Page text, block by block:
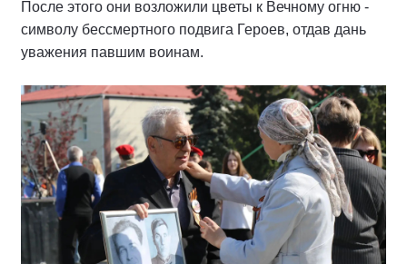
После этого они возложили цветы к Вечному огню -
символу бессмертного подвига Героев, отдав дань
уважения павшим воинам.